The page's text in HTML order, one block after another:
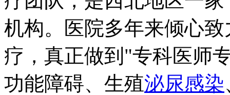
机构。医院多年来倾心
疗，真正做到"专科医师
功能障碍、生殖泌尿感染